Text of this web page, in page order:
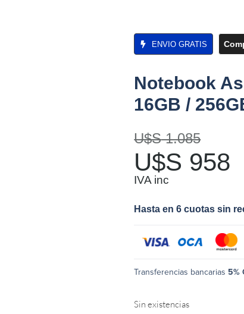
ENVIO GRATIS
Notebook
16GB /
U$S1.085
U$S 958
IVA inc
Hasta en 6 cuotas sin
Transferencias bancarias 5%
Sin existencias